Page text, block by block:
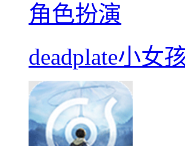
角色扮演
deadplate小女